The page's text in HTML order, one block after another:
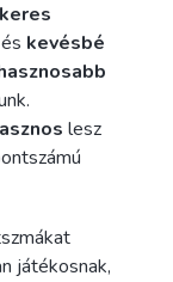
és kevésbé
lesz
játékosnak,